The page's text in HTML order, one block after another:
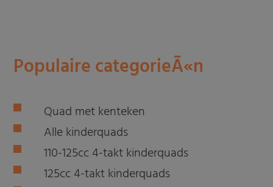
Populaire categorieÃ«n
Quad met kenteken
Alle kinderquads
110-125cc 4-takt kinderquads
125cc 4-takt kinderquads